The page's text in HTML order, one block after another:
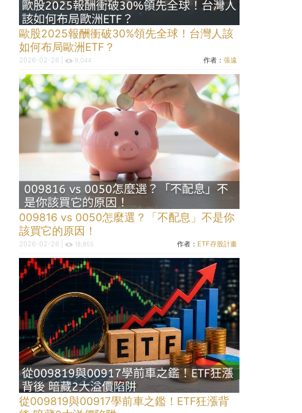
歐股2025報酬衝破30%領先全球！台灣人該
如何布局歐洲ETF？
2026-02-26 | 9,044 作者：張遠
009816 vs 0050怎麼選？「不配息」不是你
該買它的原因！
2026-02-26 | 18,855 作者： ETF存股計畫
從009819與00917學前車之鑑！ETF狂漲背